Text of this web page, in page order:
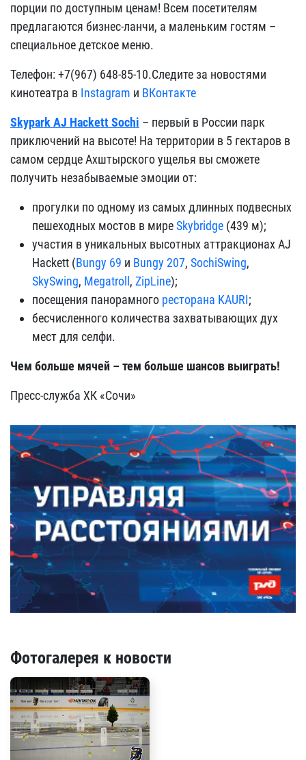
порции по доступным ценам! Всем посетителям
предлагаются бизнес-ланчи, а маленьким гостям –
специальное детское меню.
Телефон: +7(967) 648-85-10.Следите за новостями
кинотеатра в Instagram и ВКонтакте
Skypark AJ Hackett Sochi – первый в России парк
приключений на высоте! На территории в 5 гектаров в
самом сердце Ахштырского ущелья вы сможете
получить незабываемые эмоции от:
прогулки по одному из самых длинных подвесных
пешеходных мостов в миреSkybridge (439 м);
участия в уникальных высотных аттракционах AJ
Hackett (Bungy 69 и Bungy 207, SochiSwing,
SkySwing, Megatroll , ZipLine);
посещения панорамного ресторана KAURI;
бесчисленного количества захватывающих дух
мест для селфи.
Чем больше мячей – тем больше шансов выиграть!
Пресс-служба ХК «Сочи»
Фотогалерея к новости